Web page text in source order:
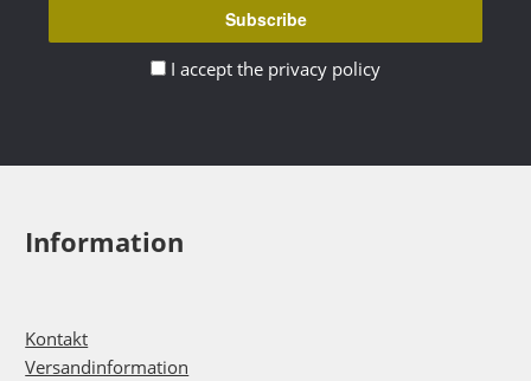
I accept the privacy policy
Information
Kontakt
Versandinformation